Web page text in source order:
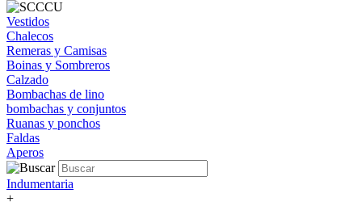
Vestidos
Chalecos
Remeras y Camisas
Boinas y Sombreros
Calzado
Bombachas de lino
bombachas y conjuntos
Ruanas y ponchos
Faldas
Aperos
Indumentaria
+